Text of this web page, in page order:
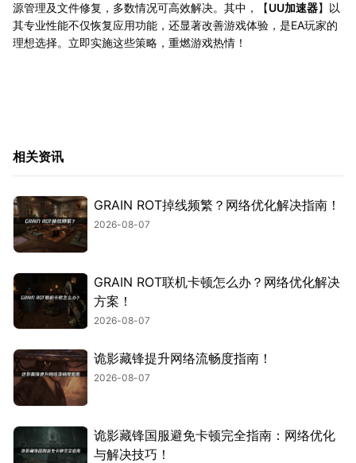
源管理及文件修复，多数情况可高效解决。其中，【UU加速器】以
其专业性能不仅恢复应用功能，还显著改善游戏体验，是EA玩家的
理想选择。立即实施这些策略，重燃游戏热情！
相关资讯
GRAIN ROT掉线频繁？网络优化解决指南！
2026-08-07
GRAIN ROT联机卡顿怎么办？网络优化解决
方案！
2026-08-07
诡影藏锋提升网络流畅度指南！
2026-08-07
诡影藏锋国服避免卡顿完全指南：网络优化
与解决技巧！